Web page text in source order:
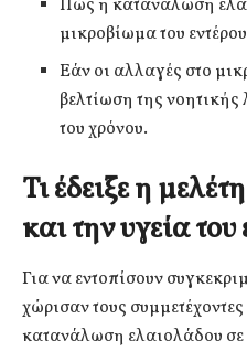
Πώς η κατανάλωση
μικροβίωμα του
Εάν οι αλλαγές στο
βελτίωση της νοητικής
του χρόνου.
Τι έδειξε η
και την υγεία
Για να εντοπίσουν
χώρισαν τους
κατανάλωση ελαιολάδου σε